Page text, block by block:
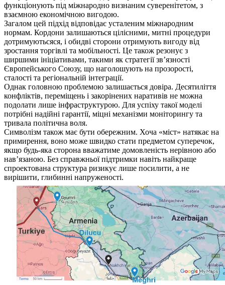
функціонують під міжнародно визнаним суверенітетом, з
взаємною економічною вигодою.
Загалом цей підхід відповідає усталеним міжнародним
нормам. Кордони залишаються цілісними, митні процедури
дотримуютьсяся, і обидві сторони отримують вигоду від
зростання торгівлі та мобільності. Це також резонує з
ширшими ініціативами, такими як стратегії зв’язності
Європейського Союзу, що наголошують на прозорості,
сталості та регіональній інтеграції.
Однак головною проблемою залишається довіра. Десятиліття
конфліктів, переміщень і закорінених наративів не можна
подолати лише інфраструктурою. Для успіху такої моделі
потрібні надійні гарантії, міцні механізми моніторингу та
тривала політична воля.
Символізм також має бути обережним. Хоча «міст» натякає на
примирення, воно може швидко стати предметом суперечок,
якщо будь-яка сторона вважатиме домовленість нерівною або
нав’язаною. Без справжньої підтримки навіть найкраще
спроектована структура ризикує лише посилити, а не
вирішити, глибинні напруженості.